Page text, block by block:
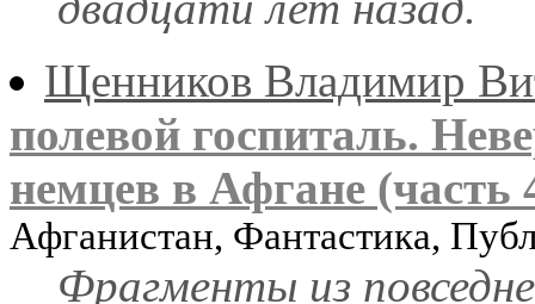
Щенников Владимир
полевой госпиталь.
немцев в Афгане (часть
Афганистан, Фантастика,
Фрагменты из